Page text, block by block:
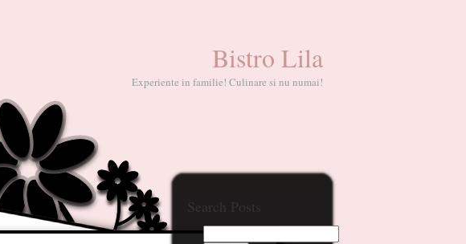
Bistro Lila
Experiente in familie! Culinare si nu numai!
Search Posts